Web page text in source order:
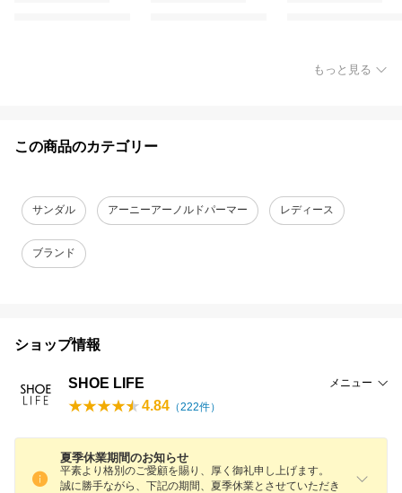
もっと見る
この商品のカテゴリー
サンダル アーニーアーノルドパーマー レディース
ブランド
ショップ情報
SHOE LIFE メニュー
4.84 （222件）
夏季休業期間のお知らせ
平素より格別のご愛顧を賜り、厚く御礼申し上げます。
誠に勝手ながら、下記の期間、夏季休業とさせていただき